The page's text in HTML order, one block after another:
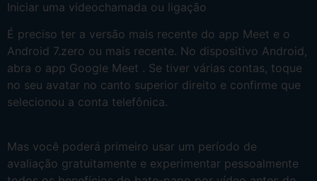
Iniciar uma videochamada ou ligação
É preciso ter a versão mais recente do app Meet e o
Android 7.zero ou mais recente. No dispositivo Android,
abra o app Google Meet . Se tiver várias contas, toque
no seu avatar no canto superior direito e confirme que
selecionou a conta telefônica.
Mas você poderá primeiro usar um período de
avaliação gratuitamente e experimentar pessoalmente